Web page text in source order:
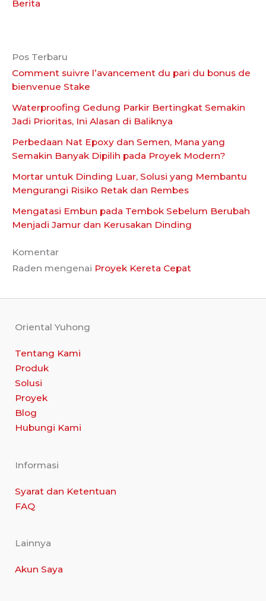
Berita
Pos Terbaru
Comment suivre l’avancement du pari du bonus de
bienvenue Stake
Waterproofing Gedung Parkir Bertingkat Semakin
Jadi Prioritas, Ini Alasan di Baliknya
Perbedaan Nat Epoxy dan Semen, Mana yang
Semakin Banyak Dipilih pada Proyek Modern?
Mortar untuk Dinding Luar, Solusi yang Membantu
Mengurangi Risiko Retak dan Rembes
Mengatasi Embun pada Tembok Sebelum Berubah
Menjadi Jamur dan Kerusakan Dinding
Komentar
Raden mengenai Proyek Kereta Cepat
Oriental Yuhong
Tentang Kami
Produk
Solusi
Proyek
Blog
Hubungi Kami
Informasi
Syarat dan Ketentuan
FAQ
Lainnya
Akun Saya